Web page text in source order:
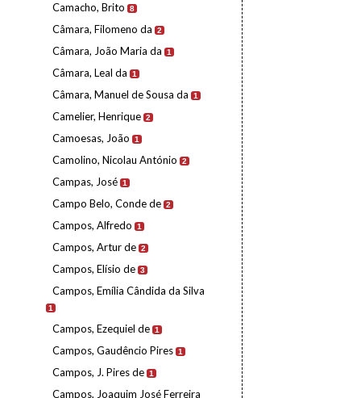
Camacho, Brito 8
Câmara, Filomeno da 2
Câmara, João Maria da 1
Câmara, Leal da 1
Câmara, Manuel de Sousa da 1
Camelier, Henrique 2
Camoesas, João 1
Camolino, Nicolau António 2
Campas, José 1
Campo Belo, Conde de 2
Campos, Alfredo 1
Campos, Artur de 2
Campos, Elísio de 3
Campos, Emília Cândida da Silva
1
Campos, Ezequiel de 1
Campos, Gaudêncio Pires 1
Campos, J. Pires de 1
Campos, Joaquim José Ferreira